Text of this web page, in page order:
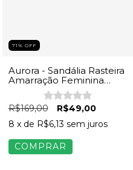
71 % OFF
Aurora - Sandália Rasteira
Amarração Feminina
R$169,00
R$49,00
8 x de R$6,13 sem juros
COMPRAR